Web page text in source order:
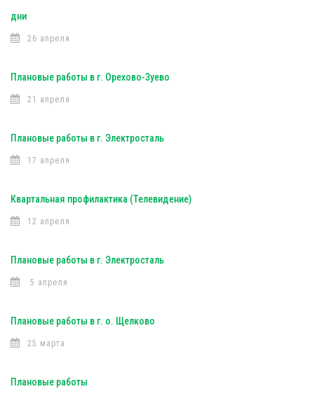
дни
26 апреля
Плановые работы в г. Орехово-Зуево
21 апреля
Плановые работы в г. Электросталь
17 апреля
Квартальная профилактика (Телевидение)
12 апреля
Плановые работы в г. Электросталь
5 апреля
Плановые работы в г. о. Щелково
25 марта
Плановые работы